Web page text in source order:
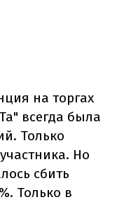
на торгах
всегда была
Только
Но
сбить
Только в